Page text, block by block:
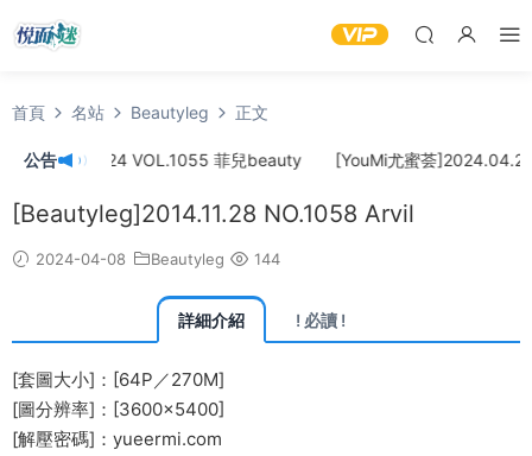
首頁 名站 Beautyleg 正文
公告
]2024.04.24 VOL.1055 菲兒beauty [YouMi尤蜜荟]2024.04.22
[Beautyleg]2014.11.28 NO.1058 Arvil
2024-04-08 Beautyleg 144
詳細介紹 ! 必讀 !
[套圖大小]：[64P／270M]
[圖分辨率]：[3600×5400]
[解壓密碼]：yueermi.com